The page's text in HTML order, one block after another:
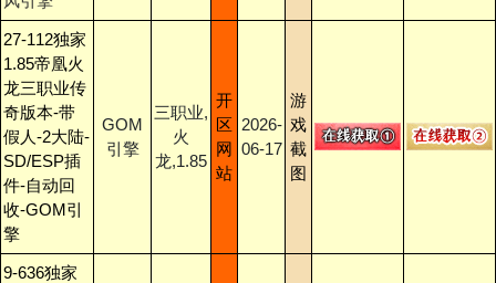
27-112独家
1.85帝凰火
龙三职业传
奇版本-带
假人-2大陆-
SD/ESP插
件-自动回
收-GOM引
擎
GOM
引擎
三职业,
火
龙,1.85
开
区
网
站
2026-
06-17
游
戏
截
图
9-636独家